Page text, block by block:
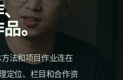
。
法和项目作业连在
定位、栏目和合作资